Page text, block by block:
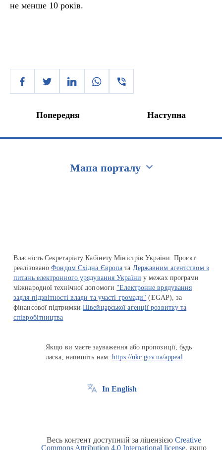
не менше 10 років.
Попередня Наступна
Мапа порталу
Власність Секретаріату Кабінету Міністрів України. Проєкт
реалізованоФондом Східна Європа та Державним агентством з
питань електронного урядування України у межах програми
міжнародної технічної допомоги "Електронне врядування
задля підзвітності влади та участі громади" (EGAP), за
фінансової підтримкиШвейцарської агенції розвитку та
співробітництва
Якщо ви маєте зауваження або пропозиції, будь
ласка, напишіть нам:https://ukc.gov.ua/appeal
In English
Весь контент доступний за ліцензією Creative
Commons Attribution 4.0 International license, якщо